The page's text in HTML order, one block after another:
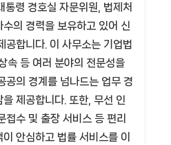
통령 경호실 자문위원, 법제처
의 경력을 보유하고 있어 신
공합니다. 이 사무소는 기업법
속 등 여러 분야의 전문성을
공의 경계를 넘나드는 업무 경
제공합니다. 또한, 무선 인
접수 및 출장 서비스 등 편리
안심하고 법률 서비스를 이